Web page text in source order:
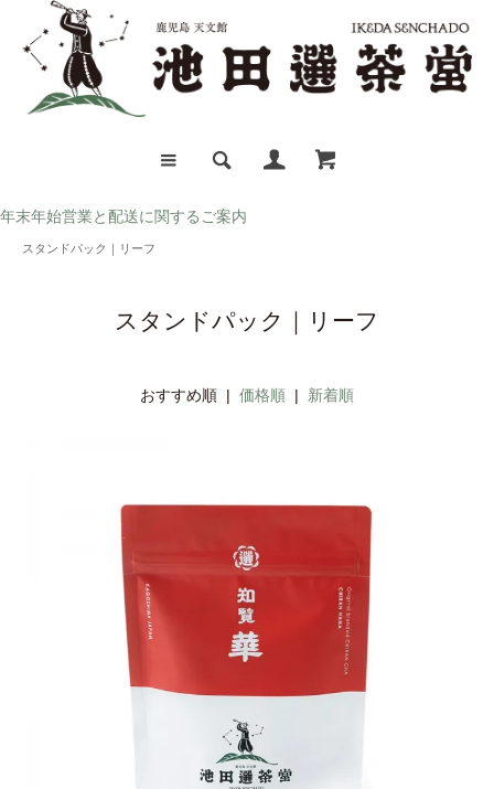
年末年始営業と配送に関するご案内
スタンドパック｜リーフ
スタンドパック｜リーフ
おすすめ順 | 価格順 | 新着順